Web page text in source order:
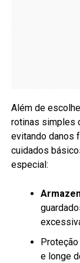
Além de
rotinas simples
evitando danos
cuidados
especial:
e longe